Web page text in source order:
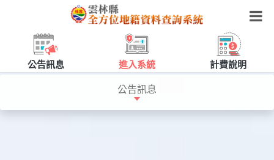
公告訊息 進入系統 計費說明
公告訊息